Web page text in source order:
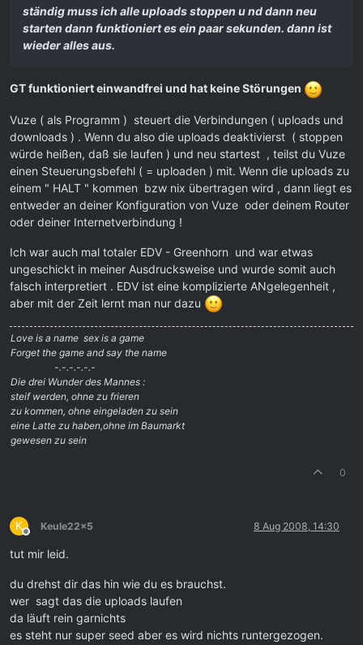
ständig muss ich alle uploads stoppen u nd dann neu
starten dann funktioniert es ein paar sekunden. dann ist
wieder alles aus.
GT funktioniert einwandfrei und hat keine Störungen
Vuze ( als Programm ) steuert die Verbindungen ( uploads und
downloads ) . Wenn du also die uploads deaktivierst ( stoppen
würde heißen, daß sie laufen ) und neu startest , teilst du Vuze
einen Steuerungsbefehl ( = uploaden ) mit. Wenn die uploads zu
einem " HALT " kommen bzw nix übertragen wird , dann liegt es
entweder an deiner Konfiguration von Vuze oder deinem Router
oder deiner Internetverbindung !
Ich war auch mal totaler EDV - Greenhorn und war etwas
ungeschickt in meiner Ausdrucksweise und wurde somit auch
falsch interpretiert . EDV ist eine komplizierte ANgelegenheit ,
aber mit der Zeit lernt man nur dazu
Love is a name  sex is a game
Forget the game and say the name
-.-.-.-.-.-
Die drei Wunder des Mannes :
steif werden, ohne zu frieren
zu kommen, ohne eingeladen zu sein
eine Latte zu haben,ohne im Baumarkt
gewesen zu sein
0
K
Offline
Keule22x5 8 Aug 2008, 14:30
tut mir leid.
du drehst dir das hin wie du es brauchst.
wer sagt das die uploads laufen
da läuft rein garnichts
es steht nur super seed aber es wird nichts runtergezogen.